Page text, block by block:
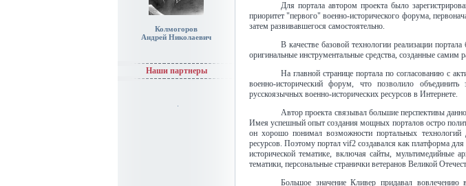
Колмогоров
Андрей Николаевич
Наши партнеры
Для портала автором проекта было
приоритет "первого" военно-исторического форума,
затем развивавшегося самостоятельно.
В качестве базовой технологии реализации
оригинальные инструментальные средства, созданные самим
На главной странице портала по согласованию с
военно-исторический форум, что позволило
русскоязычных военно-исторических ресурсов в Интернете.
Автор проекта связывал большие перспективы
Имея успешный опыт создания мощных порталов остро
он хорошо понимал возможности портальных
ресурсов. Поэтому портал vif2 создавался как платформа
исторической тематике, включая сайты, мультимедийные
тематики, персональные странички ветеранов Великой
Большое значение Кливер придавал вовлечению